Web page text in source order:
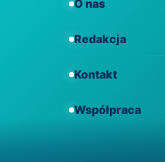
O nas
Redakcja
Kontakt
Współpraca